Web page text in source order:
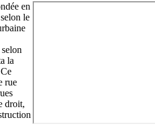
en
le
la
rue
droit,